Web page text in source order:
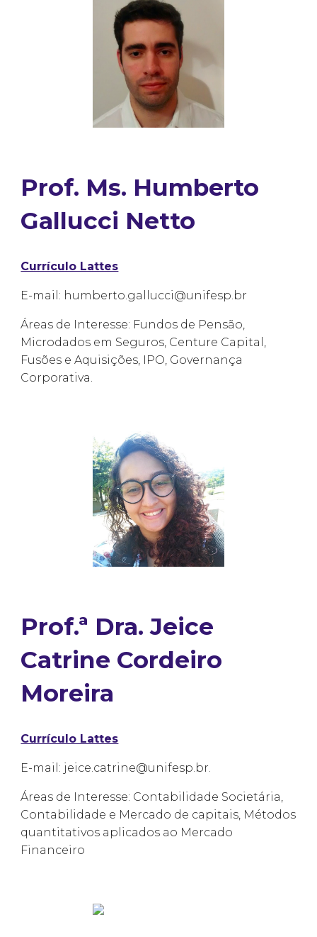
Prof. Ms. Humberto
Gallucci Netto
Currículo Lattes
E-mail: humberto.gallucci@unifesp.br
Áreas de Interesse: Fundos de Pensão,
Microdados em Seguros, Centure Capital,
Fusões e Aquisições, IPO, Governança
Corporativa.
Prof.ª Dra. Jeice
Catrine Cordeiro
Moreira
Currículo Lattes
E-mail: jeice.catrine@unifesp.br.
Áreas de Interesse: Contabilidade Societária,
Contabilidade e Mercado de capitais, Métodos
quantitativos aplicados ao Mercado
Financeiro